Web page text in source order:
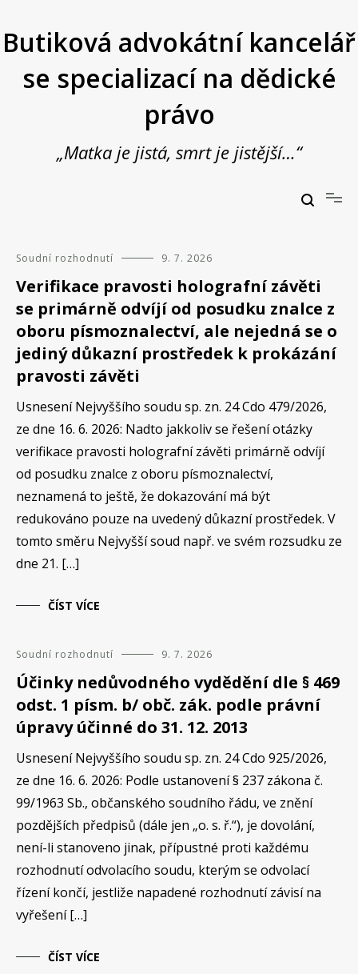
obsah
Butiková advokátní kancelář
se specializací na dědické
právo
„Matka je jistá, smrt je jistější…“
Soudní rozhodnutí 9. 7. 2026
Verifikace pravosti holografní závěti
se primárně odvíjí od posudku znalce z
oboru písmoznalectví, ale nejedná se o
jediný důkazní prostředek k prokázání
pravosti závěti
Usnesení Nejvyššího soudu sp. zn. 24 Cdo 479/2026,
ze dne 16. 6. 2026: Nadto jakkoliv se řešení otázky
verifikace pravosti holografní závěti primárně odvíjí
od posudku znalce z oboru písmoznalectví,
neznamená to ještě, že dokazování má být
redukováno pouze na uvedený důkazní prostředek. V
tomto směru Nejvyšší soud např. ve svém rozsudku ze
dne 21. […]
ČÍST VÍCE
Soudní rozhodnutí 9. 7. 2026
Účinky nedůvodného vydědění dle § 469
odst. 1 písm. b/ obč. zák. podle právní
úpravy účinné do 31. 12. 2013
Usnesení Nejvyššího soudu sp. zn. 24 Cdo 925/2026,
ze dne 16. 6. 2026: Podle ustanovení § 237 zákona č.
99/1963 Sb., občanského soudního řádu, ve znění
pozdějších předpisů (dále jen „o. s. ř.“), je dovolání,
není-li stanoveno jinak, přípustné proti každému
rozhodnutí odvolacího soudu, kterým se odvolací
řízení končí, jestliže napadené rozhodnutí závisí na
vyřešení […]
ČÍST VÍCE